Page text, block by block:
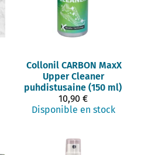
Collonil CARBON MaxX
Upper Cleaner
puhdistusaine (150 ml)
10,90 €
Disponible en stock